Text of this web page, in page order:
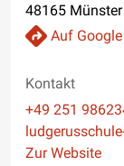
48165 Münster
Auf
Kontakt
Telefon
+49 251
E-Mail
Website
Zur Website